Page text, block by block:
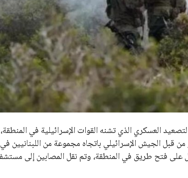
العسكري الذي تشنه القوات الإسرائيلية في
الجيش الإسرائيلي باتجاه مجموعة من اللبنانيين
على فتح طريق في المنطقة، وتم نقل المصابين إلى